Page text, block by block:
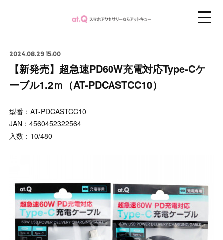
2024.08.29 15:00
【新発売】超急速PD60W充電対応Type-Cケ
ーブル1.2ｍ（AT-PDCASTCC10）
型番：AT-PDCASTCC10
JAN：4560452322564
入数：10/480